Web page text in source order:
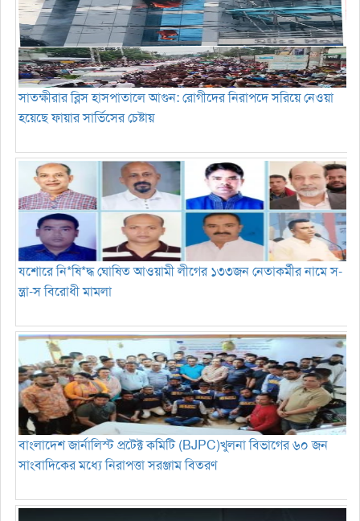
সাতক্ষীরার ব্লিস হাসপাতালে আগুন: রোগীদের নিরাপদে সরিয়ে নেওয়া
হয়েছে ফায়ার সার্ভিসের চেষ্টায়
যশোরে নি*ষি*দ্ধ ঘোষিত আওয়ামী লীগের ১৩৩জন নেতাকর্মীর নামে স-
ন্ত্রা-স বিরোধী মামলা
বাংলাদেশ জার্নালিস্ট প্রটেক্ট কমিটি (BJPC)খুলনা বিভাগের ৬০ জন
সাংবাদিকের মধ্যে নিরাপত্তা সরঞ্জাম বিতরণ